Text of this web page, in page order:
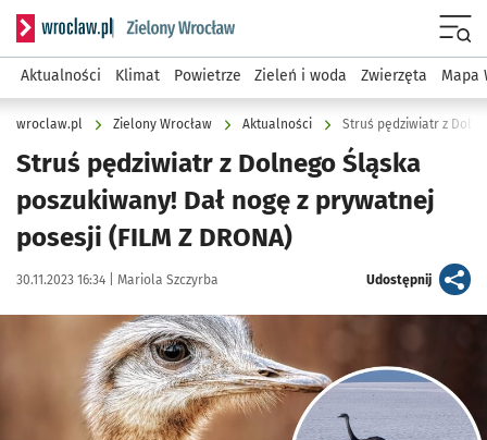
Serwis informacyjny wroclaw.pl podserwis: Środowisko we
Aktualności Klimat Powietrze Zieleń i woda Zwierzęta Mapa
wroclaw.pl Zielony Wrocław Aktualności Struś pędziwiatr z
Struś pędziwiatr z Dolnego Śląska
poszukiwany! Dał nogę z prywatnej
posesji (FILM Z DRONA)
Data publikacji:
30.11.2023 16:34 | Autor:
Mariola Szczyrba Udostępnijartykuł
Kliknij, aby zobaczyć galerię